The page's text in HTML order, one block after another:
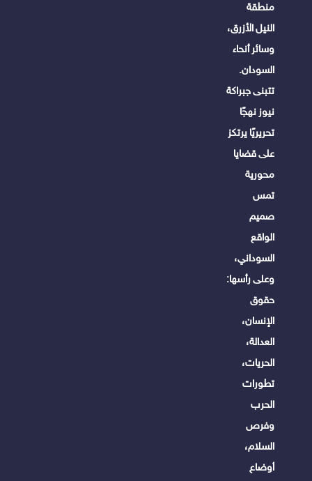
منطقة
النيل الأزرق،
وسائر أنحاء
السودان.
تتبنى جبراكة
نيوز نهجًا
تحريريًا يرتكز
على قضايا
محورية
تمس
صميم
الواقع
السوداني،
وعلى رأسها:
حقوق
الإنسان،
العدالة،
الحريات،
تطورات
الحرب
وفرص
السلام،
أوضاع